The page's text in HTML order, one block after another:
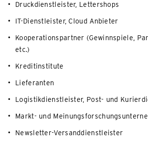
Druckdienstleister, Lettershops
IT-Dienstleister, Cloud Anbieter
Kooperationspartner (Gewinnspiele,
etc.)
Kreditinstitute
Lieferanten
Logistikdienstleister, Post- und
Markt- und
Newsletter-Versanddienstleister